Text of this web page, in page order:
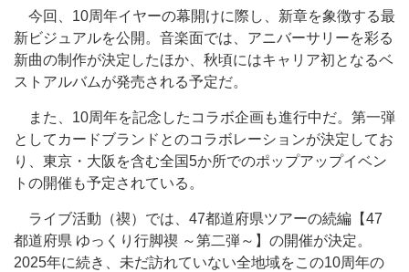
今回、10周年イヤーの幕開けに際し、新章を象徴する最
新ビジュアルを公開。音楽面では、アニバーサリーを彩る
新曲の制作が決定したほか、秋頃にはキャリア初となるベ
ストアルバムが発売される予定だ。
また、10周年を記念したコラボ企画も進行中だ。第一弾
としてカードブランドとのコラボレーションが決定してお
り、東京・大阪を含む全国5か所でのポップアップイベン
トの開催も予定されている。
ライブ活動（禊）では、47都道府県ツアーの続編【47
都道府県 ゆっくり行脚禊 ～第二弾～】の開催が決定。
2025年に続き、未だ訪れていない全地域をこの10周年の